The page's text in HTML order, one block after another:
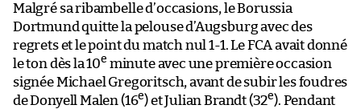
Malgré sa ribambelle d’occasions, le Borussia
Dortmund quitte la pelouse d’Augsburg avec des
regrets et le point du match nul 1-1. Le FCA avait donné
le ton dès la 10e minute avec une première occasion
signée Michael Gregoritsch, avant de subir les foudres
de Donyell Malen (16e) et Julian Brandt (32e). Pendant